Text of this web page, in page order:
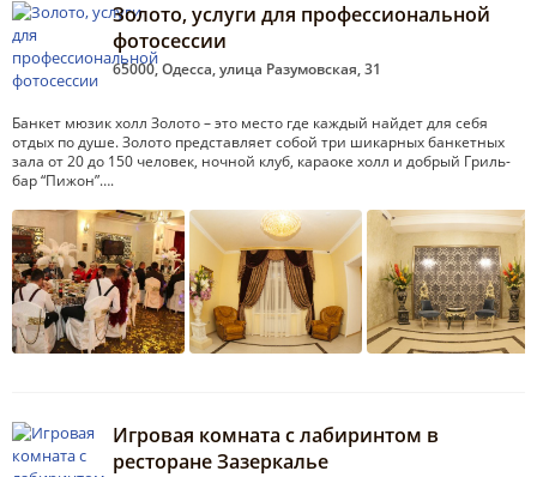
Золото, услуги для профессиональной
фотосессии
65000, Одесса, улица Разумовская, 31
Банкет мюзик холл Золото – это место где каждый найдет для себя
отдых по душе. Золото представляет собой три шикарных банкетных
зала от 20 до 150 человек, ночной клуб, караоке холл и добрый Гриль-
бар “Пижон”….
Игровая комната с лабиринтом в
ресторане Зазеркалье